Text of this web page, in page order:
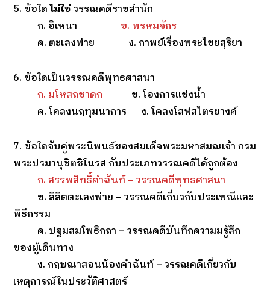
5. ข้อใดไม่ใช่วรรณคดีราชสำนัก
ก. อิเหนา ข. พรหมจักร
ค. ตะเลงพ่าย ง. กาพย์เรื่องพระไชยสุริยา
6. ข้อใดเป็นวรรณคดีพุทธศาสนา
ก. มโหสถชาดก ข. โองการแช่งน้ำ
ค. โคลงนฤทุมนาการ ง. โคลงโสฬสไตรยางค์
7. ข้อใดจับคู่พระนิพนธ์ของสมเด็จพระมหาสมณเจ้า กรม
พระปรมานุชิตชิโนรส กับประเภทวรรณคดีได้ถูกต้อง
ก. สรรพสิทธิ์คำฉันท์ – วรรณคดีพุทธศาสนา
ข. ลิลิตตะเลงพ่าย – วรรณคดีเกี่บวกับประเพณีและ
พิธีกรรม
ค. ปฐมสมโพธิกถา – วรรณคดีบันทึกความมรู้สึก
ของผู้เดินทาง
ง. กฤษณาสอนน้องคำฉันท์ – วรรณคดีเกี่ยวกับ
เหตุการณ์ในประวัติศาสตร์